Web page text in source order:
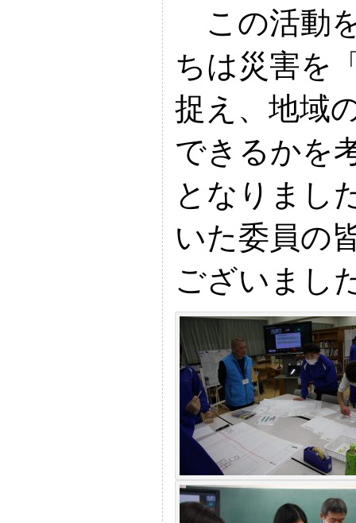
この活動
ちは災害を
捉え、地域
できるかを
となりまし
いた委員の
ございまし